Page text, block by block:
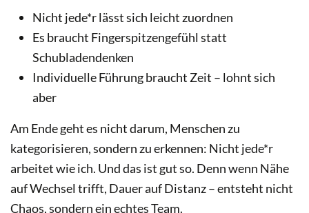
Nicht jede*r lässt sich leicht zuordnen
Es braucht Fingerspitzengefühl statt
Schubladendenken
Individuelle Führung braucht Zeit – lohnt sich
aber
Am Ende geht es nicht darum, Menschen zu
kategorisieren, sondern zu erkennen: Nicht jede*r
arbeitet wie ich. Und das ist gut so. Denn wenn Nähe
auf Wechsel trifft, Dauer auf Distanz – entsteht nicht
Chaos, sondern ein echtes Team.